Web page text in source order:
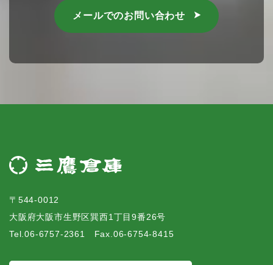
メールでのお問い合わせ
〒544-0012
大阪府大阪市生野区巽西1丁目9番26号
Tel.06-6757-2361 Fax.06-6754-8415